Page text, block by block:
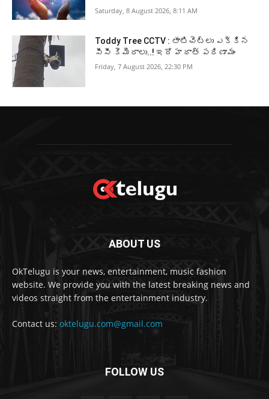
Saturday, 8 August 2026, 8:11 AM
Toddy Tree CCTV : తాటిచెట్లు ఎక్కిన
సీసీ కెమెరాలు..! ఇదో హఠాత్ పరిణామం
Friday, 7 August 2026, 22:30 PM
ABOUT US
OkTelugu is your news, entertainment, music fashion
website. We provide you with the latest breaking news and
videos straight from the entertainment industry.
Contact us: oktelugu.com@gmail.com
FOLLOW US